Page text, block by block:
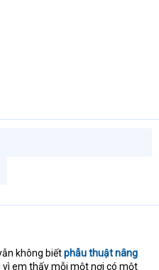
không biếtphẫu thuật nâng
vì em thấy mỗi một nơi có một